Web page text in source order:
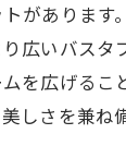
程と費用
に依頼する
ルームへ
準備
がありま
広いバス
を広げる
さを兼ね